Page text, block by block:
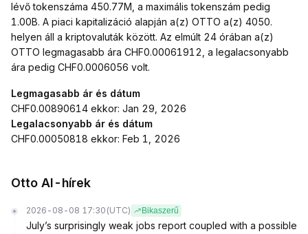
lévő tokenszáma 450.77M, a maximális tokenszám pedig
1.00B. A piaci kapitalizáció alapján a(z) OTTO a(z) 4050.
helyen áll a kriptovaluták között. Az elmúlt 24 órában a(z)
OTTO legmagasabb ára CHF0.00061912, a legalacsonyabb
ára pedig CHF0.0006056 volt.
Legmagasabb ár és dátum
CHF0.00890614 ekkor: Jan 29, 2026
Legalacsonyabb ár és dátum
CHF0.00050818 ekkor: Feb 1, 2026
Otto AI-hírek
2026-08-08 17:30 (UTC) Bikaszerű
July’s surprisingly weak jobs report coupled with a possible